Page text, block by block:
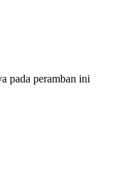
pada peramban ini